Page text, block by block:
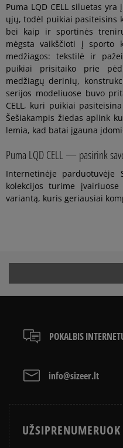
Puma LQD CELL siluetas
ųjų, todėl puikiai pasiteisins
bei kaip ir sportinės
mėgsta vaikščioti į sporto
medžiagos: tekstilė ir
puikiai prisitaiko prie
medžiagų derinių,
serijos modeliuose buvo
CELL, kuri puikiai
Šešiakampis žiedas aplink
lemia, kad batai įgauna
Puma LQD CELL — pasirink
Internetinėje parduotuvėje
kolekcijos turime
variantą, kuris geriausiai
POKALBIS
info@sizeer.lt